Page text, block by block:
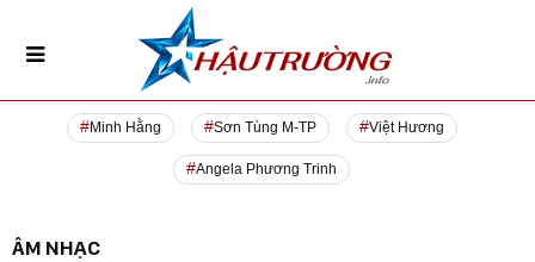
Minh Hằng Sơn Tùng M-TP Việt Hương
Angela Phương Trinh
ÂM NHẠC